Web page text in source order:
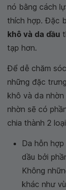
nó bằng cách
thích hợp. Đặc
khô và da dầu
tạp hơn.
Để dễ chăm
những đặc
khô và da
nhờn sẽ có
chia thành 2
Da hỗn
dầu bởi
Không
khác như